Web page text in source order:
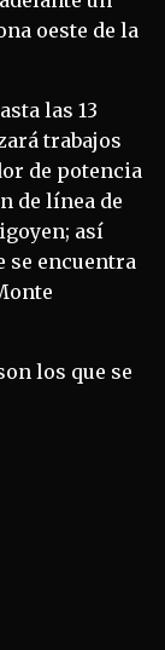
oeste de la
las 13
trabajos
de potencia
de línea de
así
se encuentra
los que se